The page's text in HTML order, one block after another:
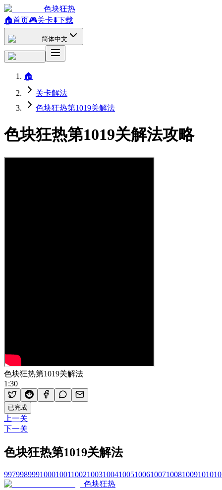
色块狂热
🏠首页🎮关卡⬇️下载
简体中文
🏠
关卡解法
色块狂热第1019关解法
色块狂热第1019关解法攻略
色块狂热第1019关解法
1:30
已完成
上一关
下一关
色块狂热第1019关解法
99799899910001001100210031004100510061007100810091010
色块狂热